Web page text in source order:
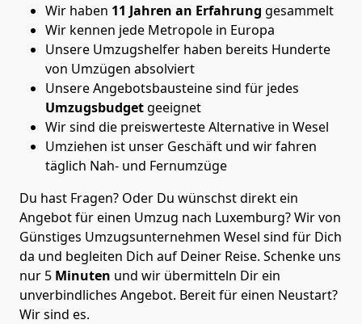
Wir haben 11 Jahren an Erfahrung gesammelt
Wir kennen jede Metropole in Europa
Unsere Umzugshelfer haben bereits Hunderte
von Umzügen absolviert
Unsere Angebotsbausteine sind für jedes
Umzugsbudgetgeeignet
Wir sind die preiswerteste Alternative in Wesel
Umziehen ist unser Geschäft und wir fahren
täglich Nah- und Fernumzüge
Du hast Fragen? Oder Du wünschst direkt ein
Angebot für einen Umzug nach Luxemburg? Wir von
Günstiges Umzugsunternehmen Wesel sind für Dich
da und begleiten Dich auf Deiner Reise. Schenke uns
nur 5 Minuten und wir übermitteln Dir ein
unverbindliches Angebot. Bereit für einen Neustart?
Wir sind es.